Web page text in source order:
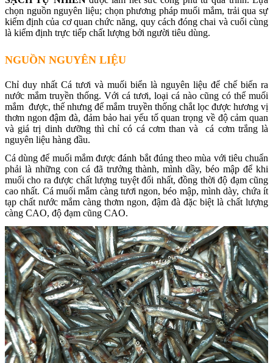
chọn nguồn nguyên liệu; chọn phương pháp muối mắm, trải qua sự
kiểm định của cơ quan chức năng, quy cách đóng chai và cuối cùng
là kiểm định trực tiếp chất lượng bởi người tiêu dùng.
NGUỒN NGUYÊN LIỆU
Chỉ duy nhất Cá tươi và muối biển là nguyên liệu để chế biến ra
nước mắm truyền thống. Với cá tươi, loại cá nào cũng có thể muối
mắm được, thế nhưng để mắm truyền thống chắt lọc được hương vị
thơm ngon đậm đà, đảm bảo hai yếu tố quan trọng về độ cảm quan
và giá trị dinh dưỡng thì chỉ có cá cơm than và cá cơm trắng là
nguyên liệu hàng đầu.
Cá dùng để muối mắm được đánh bắt đúng theo mùa với tiêu chuẩn
phải là những con cá đã trưởng thành, mình dầy, béo mập để khi
muối cho ra được chất lượng tuyệt đối nhất, đồng thời độ đạm cũng
cao nhất. Cá muối mắm càng tươi ngon, béo mập, mình dày, chứa ít
tạp chất nước mắm càng thơm ngon, đậm đà đặc biệt là chất lượng
càng CAO, độ đạm cũng CAO.